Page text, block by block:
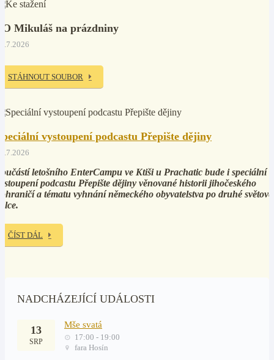
Mikuláš na prázdniny
STÁHNOUT SOUBOR
vystoupení podcastu Přepište dějiny
letošního EnterCampu ve Ktiši u Prachatic bude i speciální
podcastu Přepište dějiny věnované historii jihočeského
a tématu vyhnání německého obyvatelstva po druhé světové
ČÍST DÁL
NADCHÁZEJÍCÍ UDÁLOSTI
13
SRP
Mše svatá
17:00 - 19:00
fara Hosín